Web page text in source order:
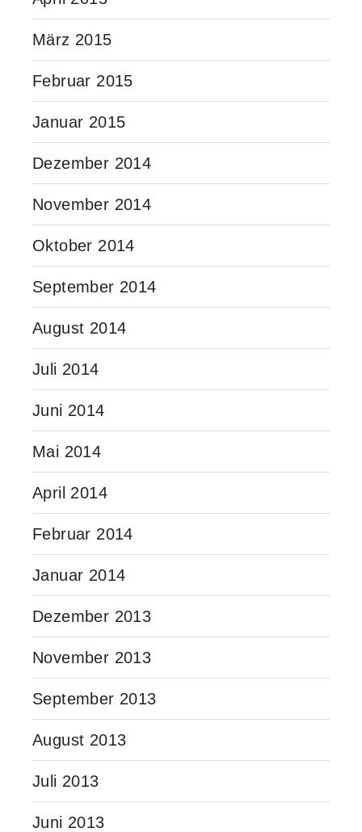
März 2015
Februar 2015
Januar 2015
Dezember 2014
November 2014
Oktober 2014
September 2014
August 2014
Juli 2014
Juni 2014
Mai 2014
April 2014
Februar 2014
Januar 2014
Dezember 2013
November 2013
September 2013
August 2013
Juli 2013
Juni 2013